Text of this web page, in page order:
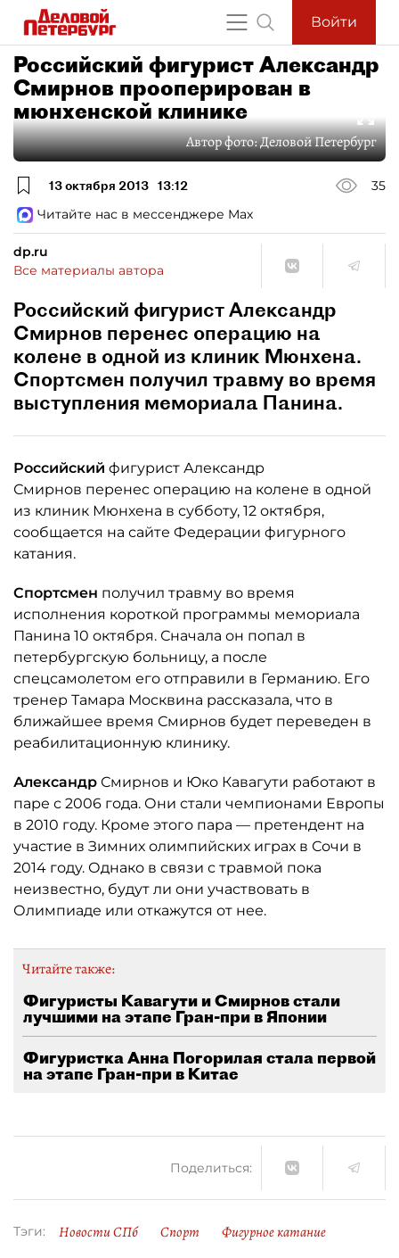
Войти
Российский фигурист Александр
Смирнов прооперирован в
мюнхенской клинике
Автор фото:Деловой Петербург
13 октября 2013 13:12
35
Читайте нас в мессенджере Max
dp.ru
Все материалы автора
Российский фигурист Александр
Смирнов перенес операцию на
колене в одной из клиник Мюнхена.
Спортсмен получил травму во время
выступления мемориала Панина.
Российский фигурист Александр
Смирнов перенес операцию на колене в одной
из клиник Мюнхена в субботу, 12 октября,
сообщается на сайте Федерации фигурного
катания.
Спортсмен получил травму во время
исполнения короткой программы мемориала
Панина 10 октября. Сначала он попал в
петербургскую больницу, а после
спецсамолетом его отправили в Германию. Его
тренер Тамара Москвина рассказала, что в
ближайшее время Смирнов будет переведен в
реабилитационную клинику.
Александр Смирнов и Юко Кавагути работают в
паре с 2006 года. Они стали чемпионами Европы
в 2010 году. Кроме этого пара — претендент на
участие в Зимних олимпийских играх в Сочи в
2014 году. Однако в связи с травмой пока
неизвестно, будут ли они участвовать в
Олимпиаде или откажутся от нее.
Читайте также:
Фигуристы Кавагути и Смирнов стали
лучшими на этапе Гран-при в Японии
Фигуристка Анна Погорилая стала первой
на этапе Гран-при в Китае
Поделиться:
Тэги: Новости СПб Спорт Фигурное катание